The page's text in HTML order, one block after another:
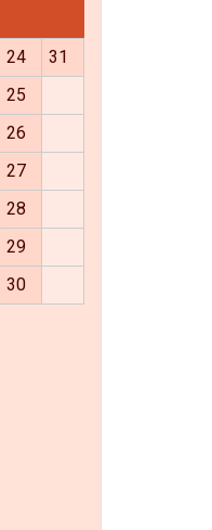
24
31
25
26
27
28
29
30